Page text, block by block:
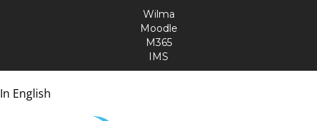
In English
Wilma
Moodle
M365
IMS